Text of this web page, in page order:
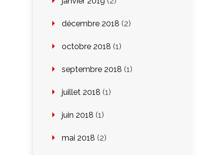
décembre 2018 (2)
octobre 2018 (1)
septembre 2018 (1)
juillet 2018 (1)
juin 2018 (1)
mai 2018 (2)